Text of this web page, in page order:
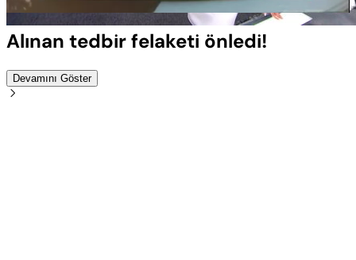
Aç
Hızı
Alınan tedbir felaketi önledi!
Devamını Göster